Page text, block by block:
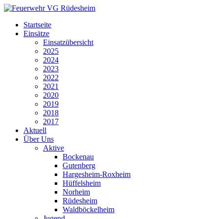
Startseite
Einsätze
Einsatzübersicht
2025
2024
2023
2022
2021
2020
2019
2018
2017
Aktuell
Über Uns
Aktive
Bockenau
Gutenberg
Hargesheim-Roxheim
Hüffelsheim
Norheim
Rüdesheim
Waldböckelheim